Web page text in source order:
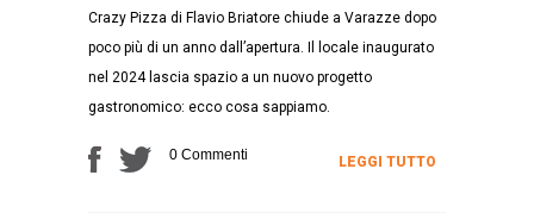
Crazy Pizza di Flavio Briatore chiude a Varazze dopo
poco più di un anno dall’apertura. Il locale inaugurato
nel 2024 lascia spazio a un nuovo progetto
gastronomico: ecco cosa sappiamo.
0 Commenti LEGGI TUTTO